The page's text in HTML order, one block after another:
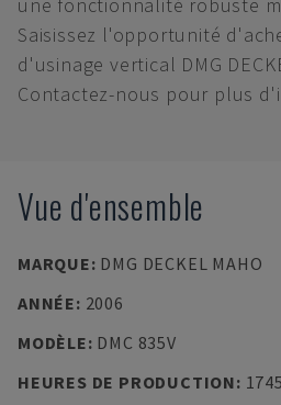
Saisissez l'opportunité
d'usinage vertical DMG
Contactez-nous pour plus
Vue d'ensemble
MARQUE: DMG DECKEL MAHO
ANNÉE: 2006
MODÈLE: DMC 835V
HEURES DE PRODUCTION: